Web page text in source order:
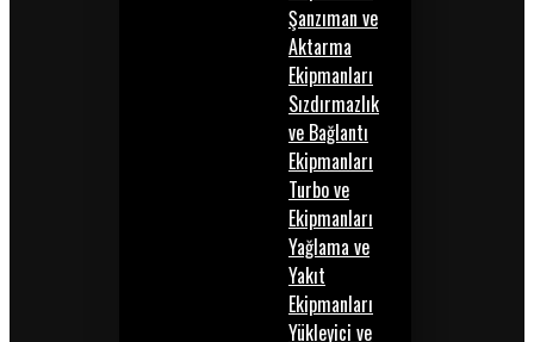
Şanzıman ve
Aktarma
Ekipmanları
Sızdırmazlık
ve Bağlantı
Ekipmanları
Turbo ve
Ekipmanları
Yağlama ve
Yakıt
Ekipmanları
Yükleyici ve